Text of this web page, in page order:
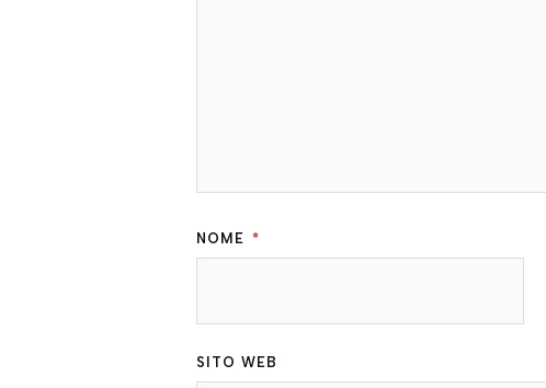
NOME *
SITO WEB